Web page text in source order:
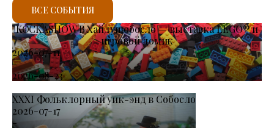
KOCKASHOW В Хайдушобосло — выставка LEGO® и
игровой домик
2026-07-11
-
2026-08-23
XXXI Фольклорный уик-энд в Собосло
2026-07-17
-
ВСЕ СОБЫТИЯ